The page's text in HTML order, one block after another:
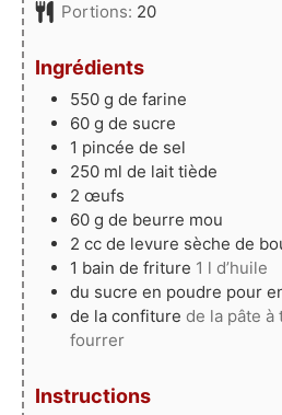
Portions: 20
Ingrédients
550 g de farine
60 g de sucre
1 pincée de sel
250 ml de lait tiède
2 œufs
60 g de beurre mou
2 cc de levure sèche de
1 bain de friture 1 l d’huile
du sucre en poudre pour
de la confiture de la pâte
fourrer
Instructions